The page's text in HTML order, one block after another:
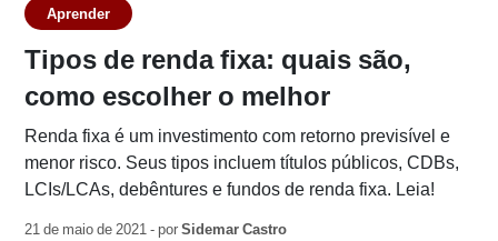
Aprender
Tipos de renda fixa: quais são,
como escolher o melhor
Renda fixa é um investimento com retorno previsível e
menor risco. Seus tipos incluem títulos públicos, CDBs,
LCIs/LCAs, debêntures e fundos de renda fixa. Leia!
21 de maio de 2021 - porSidemar Castro